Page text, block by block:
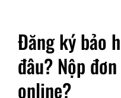
Đăng ký bảo
đâu? Nộp
online?